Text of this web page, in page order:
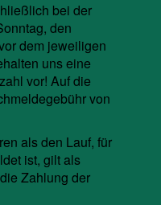
bei der
den
dem jeweiligen
uns eine
vor! Auf die
von
als den Lauf, für
ist, gilt als
Zahlung der